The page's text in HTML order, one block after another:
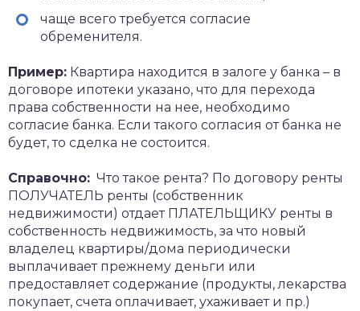
чаще всего требуется согласие
обременителя.
Пример: Квартира находится в залоге у банка – в
договоре ипотеки указано, что для перехода
права собственности на нее, необходимо
согласие банка. Если такого согласия от банка не
будет, то сделка не состоится.
Справочно: Что такое рента? По договору ренты
ПОЛУЧАТЕЛЬ ренты (собственник
недвижимости) отдает ПЛАТЕЛЬЩИКУ ренты в
собственность недвижимость, за что новый
владелец квартиры/дома периодически
выплачивает прежнему деньги или
предоставляет содержание (продукты, лекарства
покупает, счета оплачивает, ухаживает и пр.)